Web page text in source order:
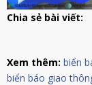
Chia sẻ bài viết:
Xem thêm: biển
biển báo giao